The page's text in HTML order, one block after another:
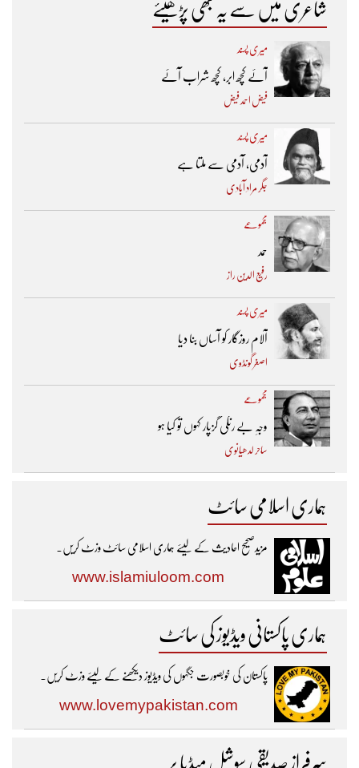
شاعری میں سے یہ بھی پڑھیئے
میری پسند
آئے کچھ ابر، کچھ شراب آئے
فیض احمد فیض
میری پسند
آدمی، آدمی سے ملتا ہے
جگر مراد آبادی
مجموعے
حمد
رفیع الدین راز
میری پسند
آلام روزگار کو آساں بنا دیا
اصغر گونڈوی
مجموعے
وجہِ بے رنگی گزپار کہوں تو کیا ہو
ساحر لدھیانوی
ہماری اسلامی سائٹ
مزیدصحیح احادیث کے لیئے ہماری اسلامی سائٹ وزٹ کریں۔
www.islamiuloom.com
ہماری پاکستانی ویڈیوز کی سائٹ
پاکستان کی خوبصورت جگہوں کی ویڈیوز دیکھنے کے لیئے وزٹ کریں۔
www.lovemypakistan.com
سرفراز صدیقی سوشل میڈیا پر